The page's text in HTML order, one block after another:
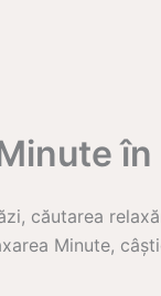
în
căutarea
Minute,